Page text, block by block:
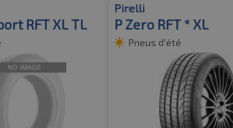
RFT XL TL
Pirelli
P Zero RFT * XL
Pneus d'été